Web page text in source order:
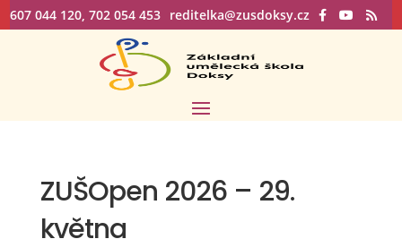
607 044 120, 702 054 453 reditelka@zusdoksy.cz
ZUŠOpen 2026 – 29.
května